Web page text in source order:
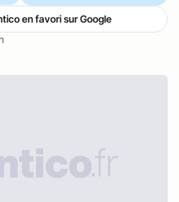
en favori sur Google